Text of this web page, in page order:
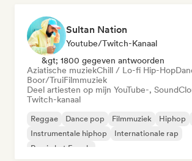
Sultan Nation
Youtube/Twitch-Kanaal
&gt; 1800 gegeven antwoorden
Aziatische muziekChill / Lo-fi Hip-Hop
Boor/TruiFilmmuziek
Deel artiesten op mijn YouTube-,
Twitch-kanaal
Reggae Dance pop Filmmuziek Hiphop
Instrumentale hiphop
Internationale rap
Rap in het Engels